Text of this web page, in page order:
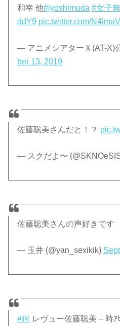
和幸 他#jyoshimuda #女子
ddY9 pic.twitter.com/
— アニメシアターＸ(AT-X)
ber 13, 2019
佐藤聡美さんだと！？
— スクだよ〜
佐藤聡美さんの声好きです
— 玉井 (@yan_sexikik)
#何 レヴュー佐藤聡美 – 時ｱ